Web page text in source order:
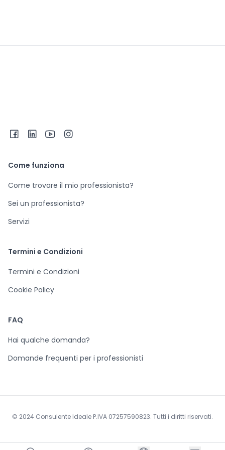
Come funziona
Come trovare il mio professionista?
Sei un professionista?
Servizi
Termini e Condizioni
Termini e Condizioni
Cookie Policy
FAQ
Hai qualche domanda?
Domande frequenti per i professionisti
© 2024 Consulente Ideale P.IVA 07257590823. Tutti i diritti riservati.